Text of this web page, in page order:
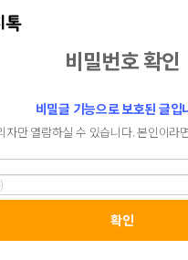
비밀번호 확인
비밀글 기능으로 보호된 글입
자만 열람하실 수 있습니다. 본인이라